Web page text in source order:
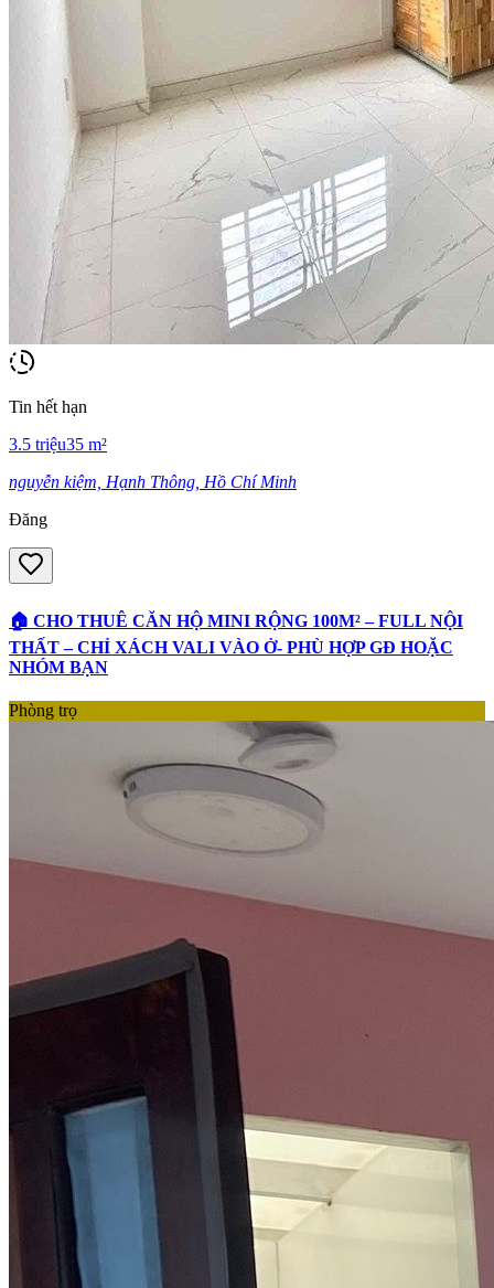
Tin hết hạn
3.5 triệu35 m²
nguyễn kiệm, Hạnh Thông, Hồ Chí Minh
Đăng
🏠 CHO THUÊ CĂN HỘ MINI RỘNG 100M² – FULL NỘI
THẤT – CHỈ XÁCH VALI VÀO Ở- PHÙ HỢP GĐ HOẶC
NHÓM BẠN
Phòng trọ